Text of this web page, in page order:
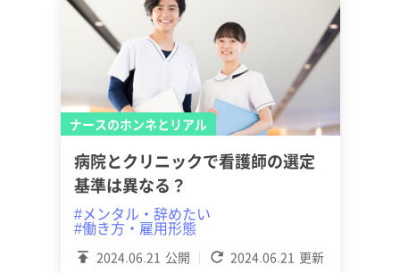
ナースのホンネとリアル
2024.06.21 公開 2024.06.21 更新
病院とクリニックで看護師の選定
基準は異なる？
#メンタル・辞めたい
#働き方・雇用形態